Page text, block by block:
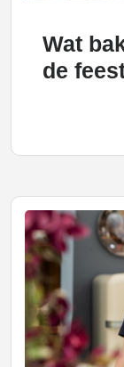
Wat
de